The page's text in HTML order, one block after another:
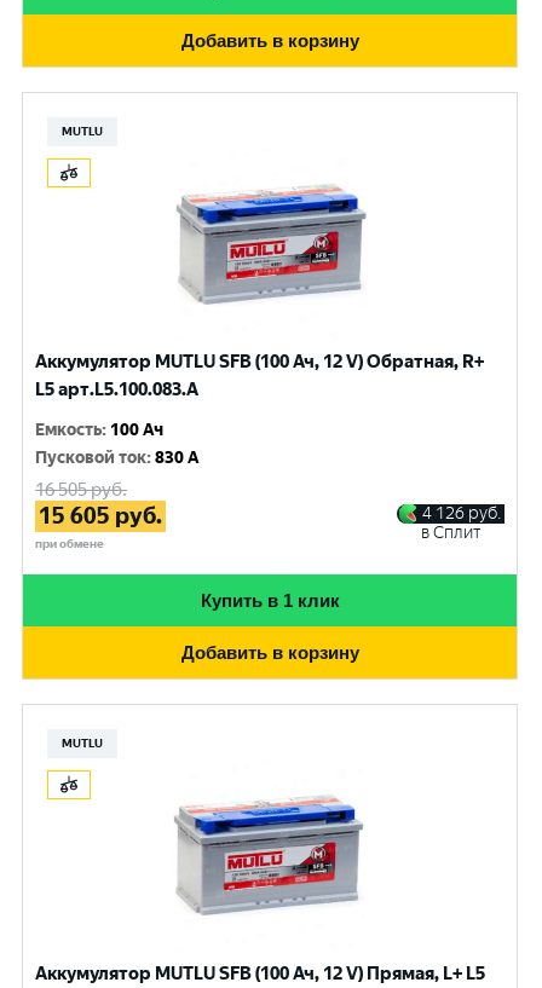
Добавить в корзину
MUTLU
Аккумулятор MUTLU SFB (100 Ач, 12 V) Обратная, R+
L5 арт.L5.100.083.A
Емкость: 100 Ач
Пусковой ток:830 A
16 505руб.
15 605 руб.
при обмене
4 126 руб.
в Сплит
Купить в 1 клик
Добавить в корзину
MUTLU
Аккумулятор MUTLU SFB (100 Ач, 12 V) Прямая, L+ L5